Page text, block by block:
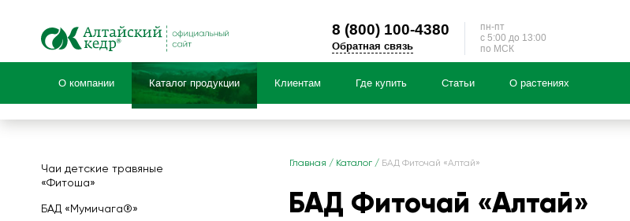
8 (800)100-4380
Обратная связь
пн-пт
c 5:00 до 13:00
по МСК
О компании Каталог продукции
Чайные напитки
Клиентам Где купить Статьи О растениях
Чаи детские травяные
«Фитоша»
БАД «Мумичага®»
Главная / Каталог / БАД Фиточай «Алтай»
БАД Фиточай «Алтай»